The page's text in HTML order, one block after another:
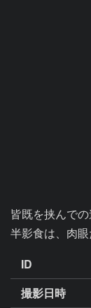
皆既を挟んで
半影食は、肉
ID
撮影日時